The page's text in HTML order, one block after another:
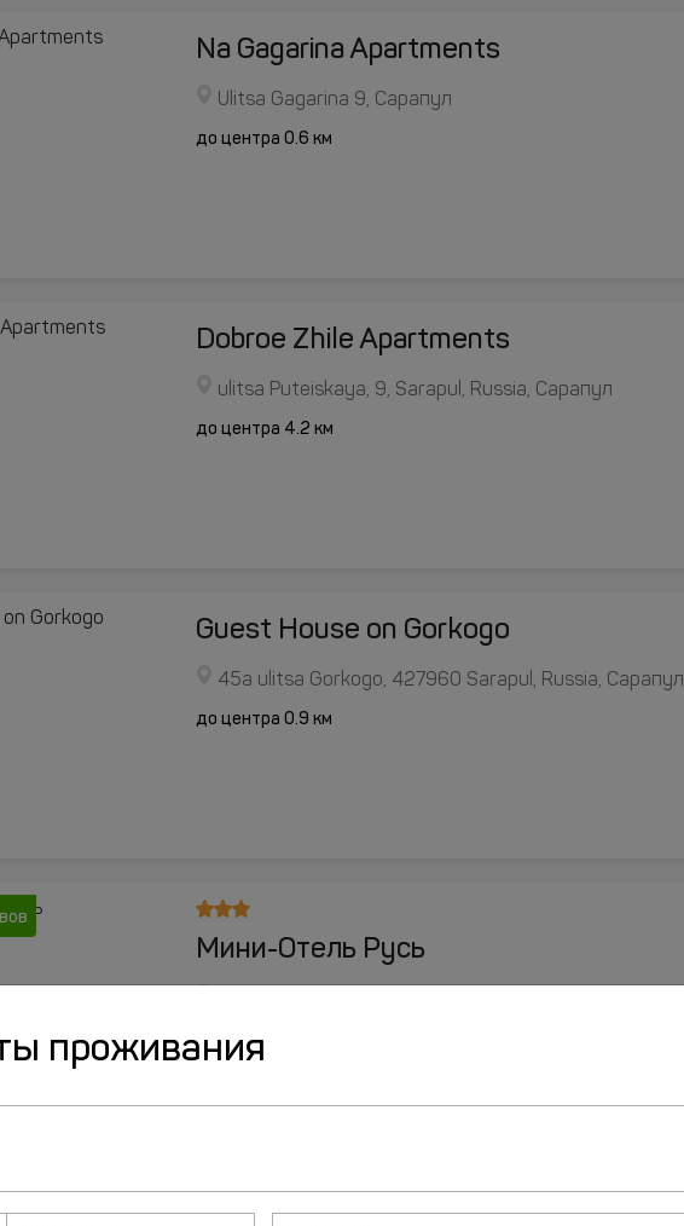
Na Gagarina Apartments
Ulitsa Gagarina 9, Сарапул
до центра 0.6 км
Dobroe Zhile Apartments
ulitsa Puteiskaya, 9, Sarapul, Russia, Сарапул
до центра 4.2 км
Guest House on Gorkogo
45a ulitsa Gorkogo, 427960 Sarapul, Russia, Сарапул
до центра 0.9 км
Мини-Отель Русь
до центра 2.8 км
проживания